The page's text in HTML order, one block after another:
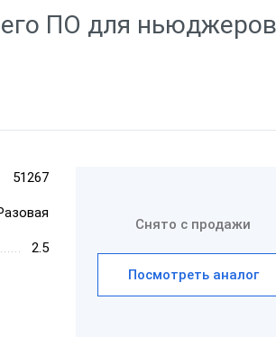
ПО для
51267
2.5
Снято с продажи
Посмотреть аналог